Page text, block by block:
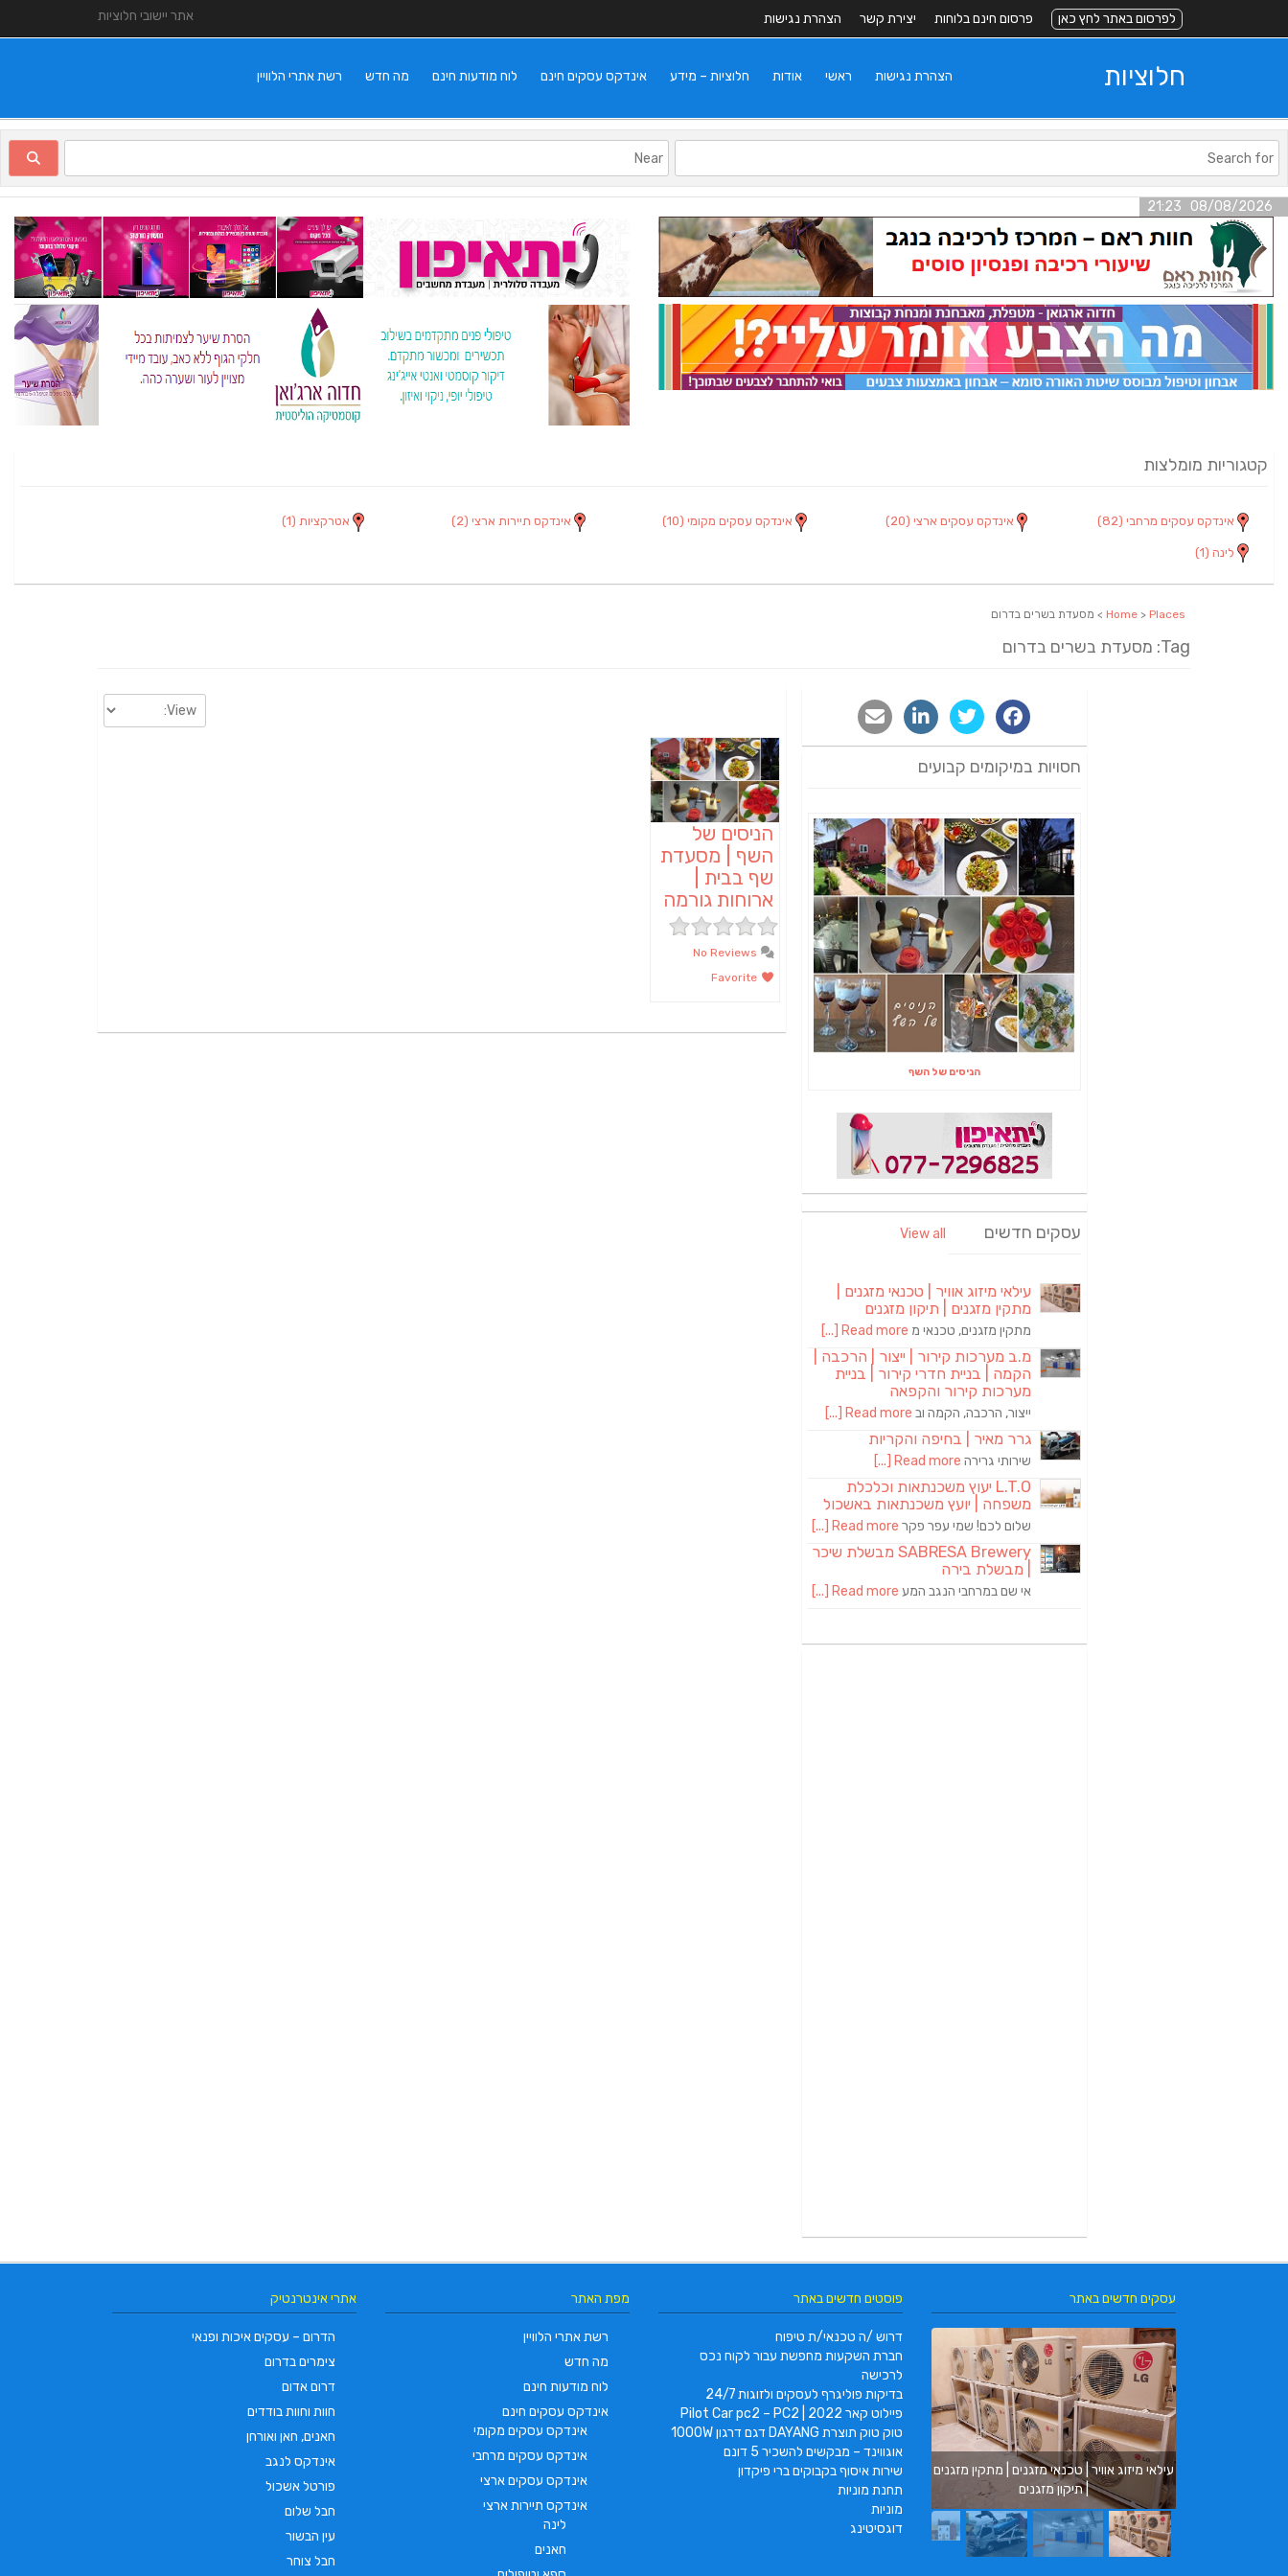
אתר יישובי חלוציות לפרסום באתר לחץ כאן פרסום חינם בלוחות יצירת קשר הצהרת נגישות
חלוציות רשת אתרי הלוויין מה חדש לוח מודעות חינם אינדקס עסקים חינם חלוציות – מידע אודות ראשי הצהרת נגישות
08/08/2026 21:23
קטגוריות מומלצות
אינדקס עסקים מרחבי (82) אינדקס עסקים ארצי (20) אינדקס עסקים מקומי (10) אינדקס תיירות ארצי (2) אטרקציות (1)
לינה (1)
Home > Places > מסעדת בשרים בדרום
Tag: מסעדת בשרים בדרום
הניסים של
השף | מסעדת
שף בבית |
ארוחות גורמה
חסויות במיקומים קבועים
הניסים של השף
עסקים חדשים View all
עילאי מיזוג אוויר | טכנאי מזגנים |
מתקין מזגנים | תיקון מזגנים
מתקין מזגנים, טכנאי מ Read more [...]
מ.ב מערכות קירור | ייצור | הרכבה |
הקמה | בניית חדרי קירור | בניית
מערכות קירור והקפאה
ייצור, הרכבה, הקמה וב Read more [...]
גרר מאיר | בחיפה והקריות
שירותי גרירה Read more [...]
L.T.O יעוץ משכנתאות וכלכלת
משפחה | יועץ משכנתאות באשכול
שלום לכם! שמי עפר פקר Read more [...]
SABRESA Brewery מבשלת שיכר
| מבשלת בירה
אי שם במרחבי הנגב המע Read more [...]
אתרי אינטרנטיק
הדרום – עסקים איכות ופנאי
צימרים בדרום
דרום אדום
חוות וחוות בודדים
חאנים, חאן ואורחן
אינדקס לנגב
פורטל אשכול
חבל שלום
עין הבשור
חבל צוחר
מפת האתר
רשת אתרי הלוויין
מה חדש
לוח מודעות חינם
אינדקס עסקים חינם
אינדקס עסקים מקומי
אינדקס עסקים מרחבי
אינדקס עסקים ארצי
אינדקס תיירות ארצי
לינה
חאנים
פוסטים חדשים באתר
דרוש /ה טכנאי/ת טיפוח
חברת השקעות מחפשת עבור לקוח נכס
לרכישה
בדיקות פוליגרף לעסקים ולזוגות 24/7
פיילוט קאר 2022 | Pilot Car pc2 – PC2
טוק טוק תוצרת DAYANG דגם דרגון 1000W
אוגווינד – מבקשים להשכיר 5 דונם
שירות איסוף בקבוקים ברי פיקדון
תחנת מוניות
מוניות
דוגסיטינג
עסקים חדשים באתר
עילאי מיזוג אוויר | טכנאי מזגנים | מתקין מזגנים
| תיקון מזגנים
מ.ב מערכות קירור | ייצור | הרכבה | הקמה |
בניית חדרי קירור | בניית מערכות קירור והקפאה
גרר מאיר | בחיפה והקריות
L.T.O יעוץ משכנתאות וכלכלת משפחה | יועץ
משכנתאות באשכול